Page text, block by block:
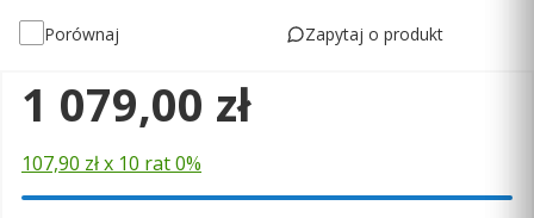
Porównaj Zapytaj o produkt
Cena
1 079,00 zł
107,90 zł x 10 rat 0%